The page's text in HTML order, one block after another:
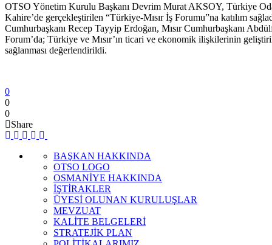
OTSO Yönetim Kurulu Başkanı Devrim Murat AKSOY, Türkiye
Kahire’de gerçekleştirilen “Türkiye-Mısır İş Forumu”na katılım
Cumhurbaşkanı Recep Tayyip Erdoğan, Mısır Cumhurbaşkanı
Forum’da; Türkiye ve Mısır’ın ticari ve ekonomik ilişkilerinin
sağlanması değerlendirildi.
0
0
0
Share
BAŞKAN HAKKINDA
OTSO LOGO
OSMANİYE HAKKINDA
İŞTİRAKLER
ÜYESİ OLUNAN KURULUŞLAR
MEVZUAT
KALİTE BELGELERİ
STRATEJİK PLAN